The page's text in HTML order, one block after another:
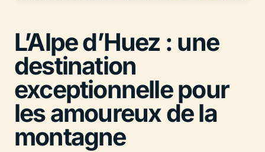
L’Alpe d’Huez : une
destination
exceptionnelle pour
les amoureux de la
montagne